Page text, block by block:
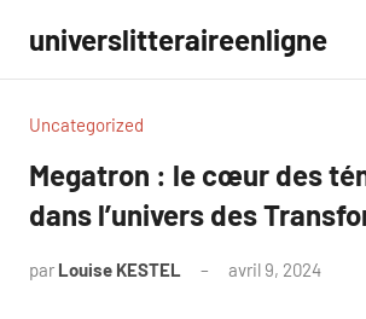
contenu
universlitteraireenligne
Uncategorized
Megatron : le cœur des
dans l’univers des
par Louise KESTEL avril 9, 2024